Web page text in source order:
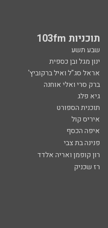
תוכניות 103fm
שבע תשע
ינון מגל ובן כספית
אראל סג"ל ואיל ברקוביץ'
ברק סרי ואלי אוחנה
גיא פלג
תוכנית הספורט
איריס קול
איפה הכסף
פנינה בת צבי
רון קופמן ואריה אלדד
רז שכניק